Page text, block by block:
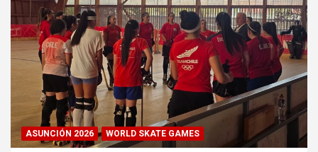
ASUNCIÓN 2026 WORLD SKATE GAMES